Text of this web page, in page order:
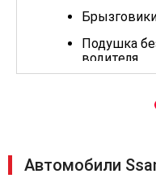
Подушка
водителя
Крепление
сзади
Автомобили